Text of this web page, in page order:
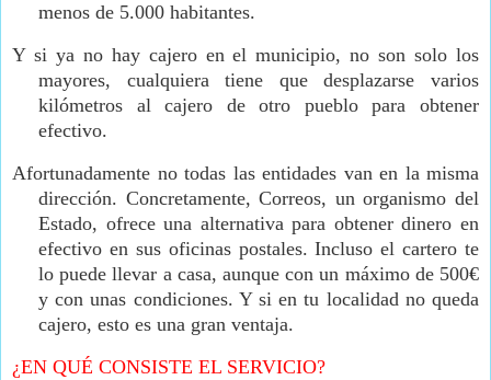
menos de 5.000 habitantes.
Y si ya no hay cajero en el municipio, no son solo los
mayores, cualquiera tiene que desplazarse varios
kilómetros al cajero de otro pueblo para obtener
efectivo.
Afortunadamente no todas las entidades van en la misma
dirección. Concretamente, Correos, un organismo del
Estado, ofrece una alternativa para obtener dinero en
efectivo en sus oficinas postales. Incluso el cartero te
lo puede llevar a casa, aunque con un máximo de 500€
y con unas condiciones. Y si en tu localidad no queda
cajero, esto es una gran ventaja.
¿EN QUÉ CONSISTE EL SERVICIO?